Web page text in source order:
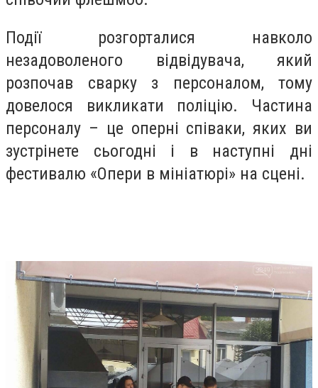
Події розгорталися навколо
незадоволеного відвідувача, який
розпочав сварку з персоналом, тому
довелося викликати поліцію. Частина
персоналу – це оперні співаки, яких ви
зустрінете сьогодні і в наступні дні
фестивалю «Опери в мініатюрі» на сцені.